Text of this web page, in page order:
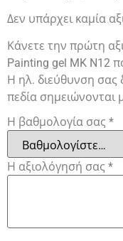
Δεν υπάρχει καμία
Κάνετε την πρώτη
Painting gel MK N12
Η ηλ. διεύθυνση σας
πεδία σημειώνονται
Η βαθμολογία σας *
Η αξιολόγησή σας *